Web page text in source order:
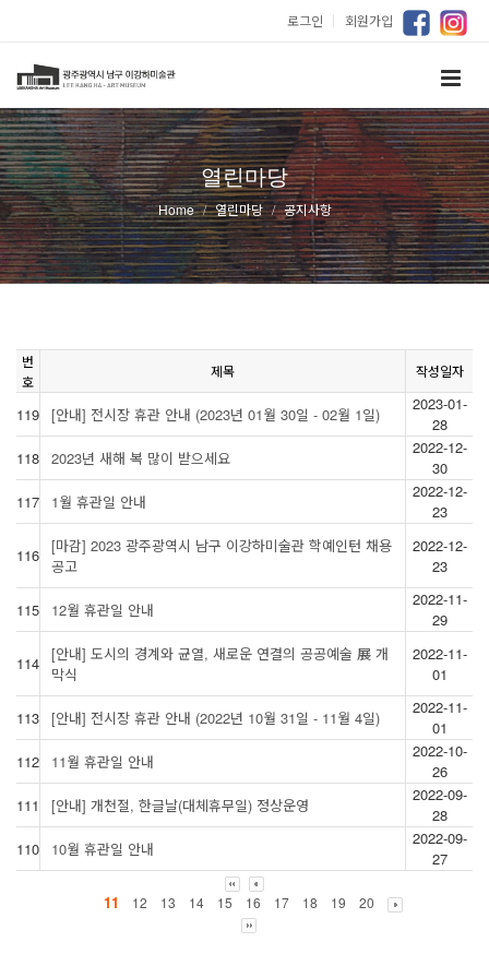
로그인 ｜ 회원가입
열린마당
Home 열린마당 공지사항
번
호
제목 작성일자
119 [안내] 전시장 휴관 안내 (2023년 01월 30일 - 02월 1일)
2023-01-
28
118 2023년 새해 복 많이 받으세요
2022-12-
30
117
1월 휴관일 안내
2022-12-
23
116 [마감] 2023 광주광역시 남구 이강하미술관 학예인턴 채용
공고
2022-12-
23
115 12월 휴관일 안내
2022-11-
29
114 [안내] 도시의 경계와 균열, 새로운 연결의 공공예술 展 개
막식
2022-11-
01
113 [안내] 전시장 휴관 안내 (2022년 10월 31일 - 11월 4일)
2022-11-
01
112
11월 휴관일 안내
2022-10-
26
111
[안내] 개천절, 한글날(대체휴무일) 정상운영
2022-09-
28
110
10월 휴관일 안내
2022-09-
27
11 12 13 14 15 16 17 18 19 20